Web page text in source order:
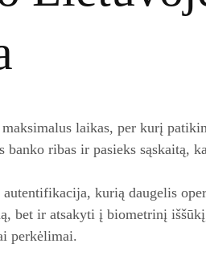
laikas, per kurį
banko ribas ir pasieks sąskaitą,
kurią daugelis
bet ir atsakyti į biometrinį
perkėlimai.